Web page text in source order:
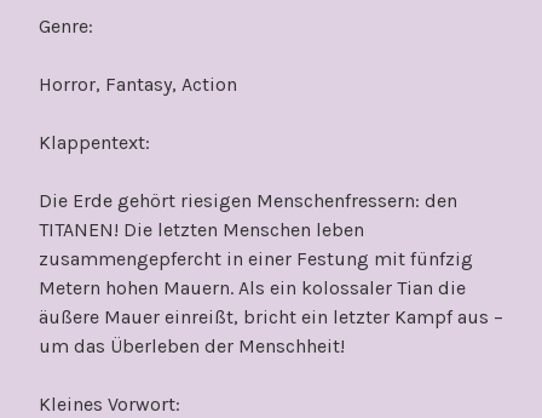
Genre:
Horror, Fantasy, Action
Klappentext:
Die Erde gehört riesigen Menschenfressern: den
TITANEN! Die letzten Menschen leben
zusammengepfercht in einer Festung mit fünfzig
Metern hohen Mauern. Als ein kolossaler Tian die
äußere Mauer einreißt, bricht ein letzter Kampf aus –
um das Überleben der Menschheit!
Kleines Vorwort: